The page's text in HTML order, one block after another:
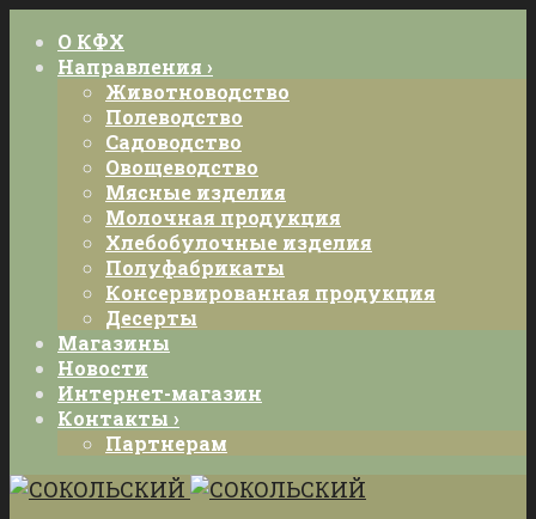
О КФХ
Направления ›
Животноводство
Полеводство
Садоводство
Овощеводство
Мясные изделия
Молочная продукция
Хлебобулочные изделия
Полуфабрикаты
Консервированная продукция
Десерты
Магазины
Новости
Интернет-магазин
Контакты ›
Партнерам